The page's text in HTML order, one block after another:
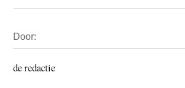
Sidebar
Door:
de redactie